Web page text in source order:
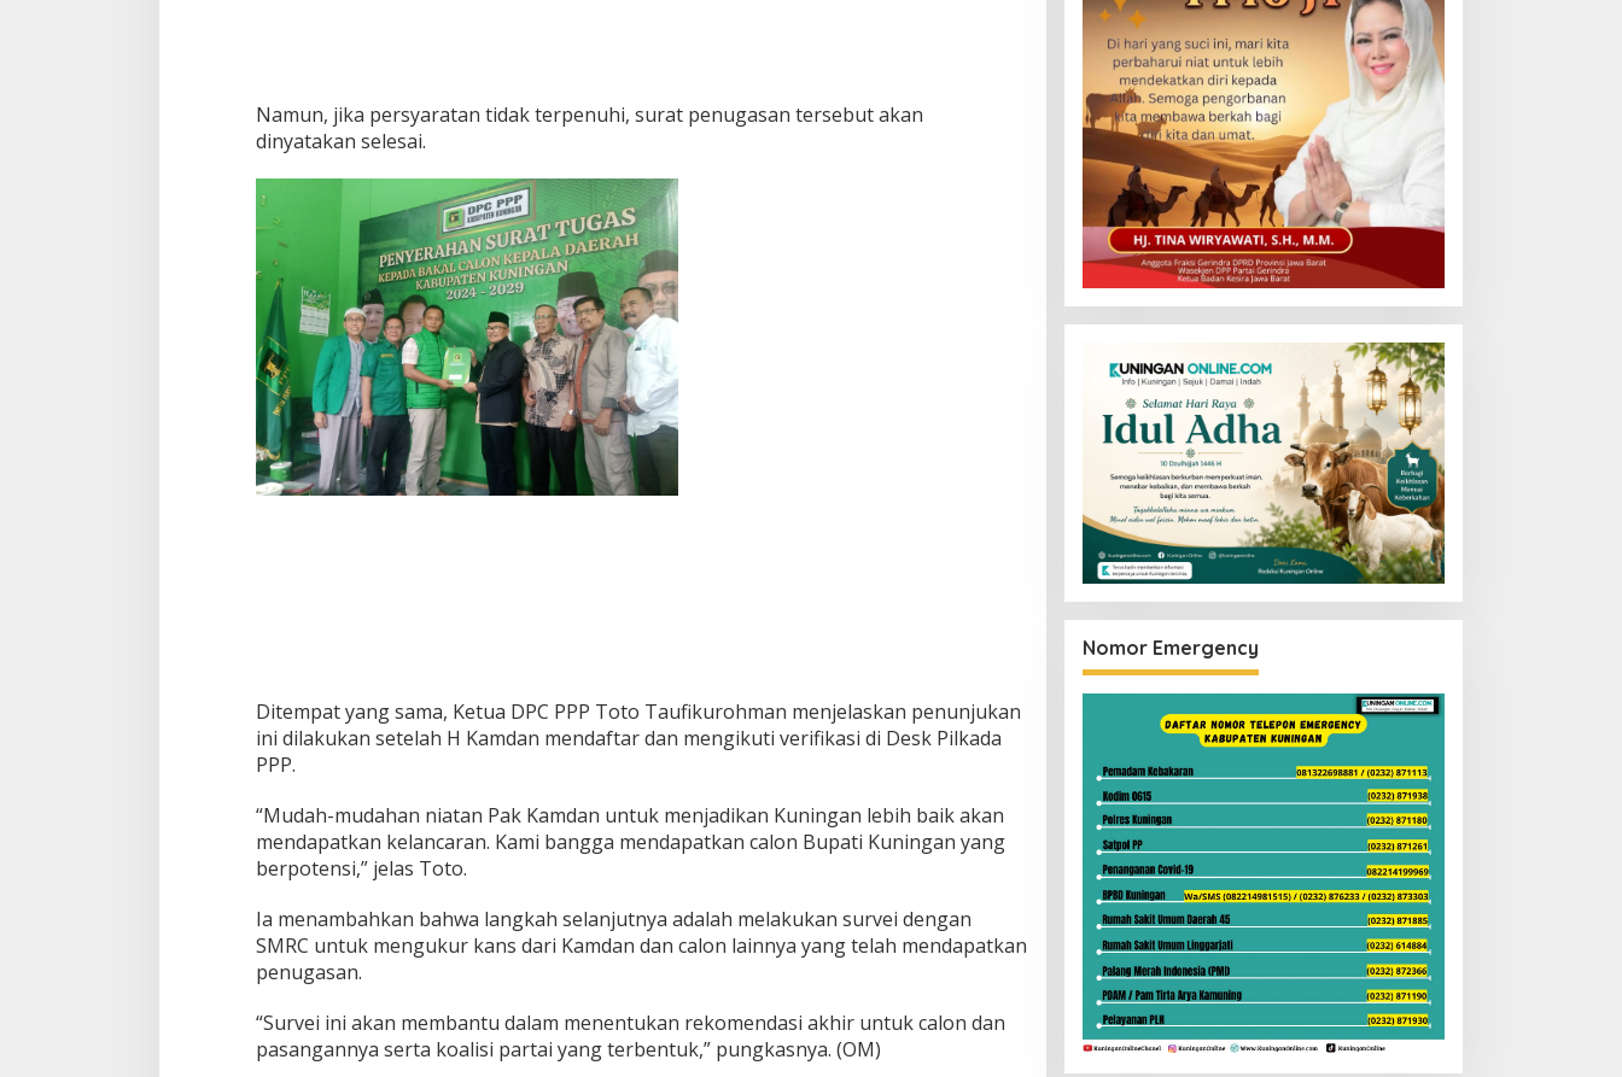
Namun, jika persyaratan tidak terpenuhi, surat penugasan tersebut akan
dinyatakan selesai.
Ditempat yang sama, Ketua DPC PPP Toto Taufikurohman menjelaskan penunjukan
ini dilakukan setelah H Kamdan mendaftar dan mengikuti verifikasi di Desk Pilkada
PPP.
“Mudah-mudahan niatan Pak Kamdan untuk menjadikan Kuningan lebih baik akan
mendapatkan kelancaran. Kami bangga mendapatkan calon Bupati Kuningan yang
berpotensi,” jelas Toto.
Ia menambahkan bahwa langkah selanjutnya adalah melakukan survei dengan
SMRC untuk mengukur kans dari Kamdan dan calon lainnya yang telah mendapatkan
penugasan.
“Survei ini akan membantu dalam menentukan rekomendasi akhir untuk calon dan
pasangannya serta koalisi partai yang terbentuk,” pungkasnya. (OM)
Nomor Emergency